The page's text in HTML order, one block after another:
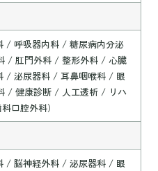
/ 呼吸器内科 / 糖尿病内分泌
/ 肛門外科 / 整形外科 / 心臓
/ 泌尿器科 / 耳鼻咽喉科 / 眼
/ 健康診断 / 人工透析 / リハ
口腔外科）
/ 脳神経外科 / 泌尿器科 / 眼